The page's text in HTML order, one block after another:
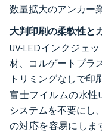
数量拡大のアンカー
大判印刷の柔軟性と
UV-LEDインクジェ
材、コルゲートプラ
トリミングなしで印
富士フイルムの水性
システムを不要にし
の対応を容易にしま